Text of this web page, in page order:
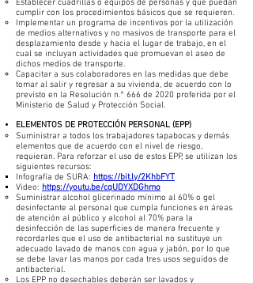
Establecer cuadrillas o equipos de personas y que puedan
cumplir con los procedimientos básicos que se requieren.
Implementar un programa de incentivos por la utilización
de medios alternativos y no masivos de transporte para el
desplazamiento desde y hacia el lugar de trabajo, en el
cual se incluyan actividades que promuevan el aseo de
dichos medios de transporte.
Capacitar a sus colaboradores en las medidas que debe
tomar al salir y regresar a su vivienda, de acuerdo con lo
previsto en la Resolución n.° 666 de 2020 proferida por el
Ministerio de Salud y Protección Social.
ELEMENTOS DE PROTECCIÓN PERSONAL (EPP)
Suministrar a todos los trabajadores tapabocas y demás
elementos que de acuerdo con el nivel de riesgo,
requieran. Para reforzar el uso de estos EPP, se utilizan los
siguientes recursos:
Infografía de SURA: https://bit.ly/2KhbFYT
Video: https://youtu.be/cqUDYXDGhmo
Suministrar alcohol glicerinado mínimo al 60% o gel
desinfectante al personal que cumpla funciones en áreas
de atención al público y alcohol al 70% para la
desinfección de las superficies de manera frecuente y
recordarles que el uso de antibacterial no sustituye un
adecuado lavado de manos con agua y jabón, por lo que
se debe lavar las manos por cada tres usos seguidos de
antibacterial.
Los EPP no desechables deberán ser lavados y